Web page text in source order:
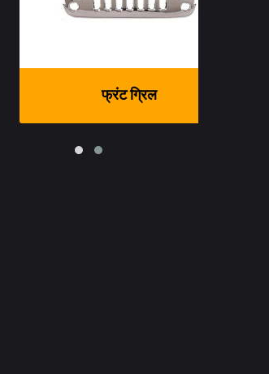
फ्रंट ग्रिल